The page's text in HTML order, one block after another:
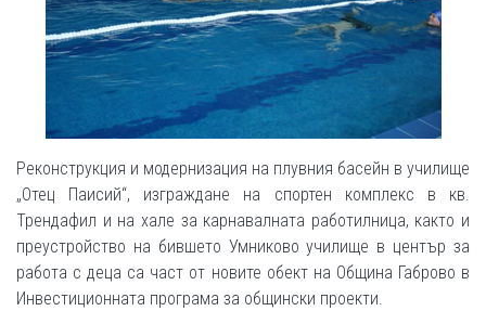
Реконструкция и модернизация на плувния басейн в училище
„Отец Паисий“, изграждане на спортен комплекс в кв.
Трендафил и на хале за карнавалната работилница, както и
преустройство на бившето Умниково училище в център за
работа с деца са част от новите обект на Община Габрово в
Инвестиционната програма за общински проекти.